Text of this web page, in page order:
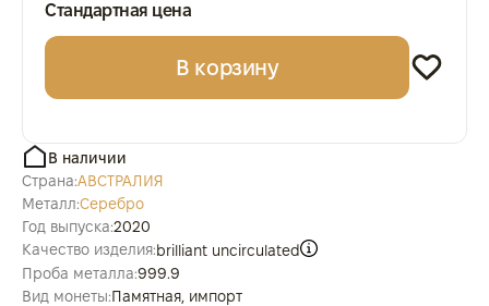
Стандартная цена
В корзину
В наличии
Страна:АВСТРАЛИЯ
Металл:Серебро
Год выпуска:2020
Качество изделия:brilliant uncirculated
Проба металла:999.9
Вид монеты:Памятная, импорт